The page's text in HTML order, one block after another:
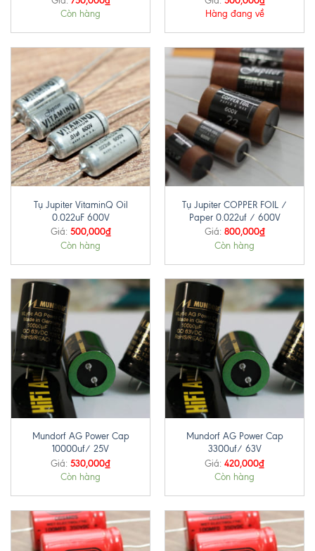
Còn hàng Hàng đang về
Tụ Jupiter VitaminQ Oil
0.022uF 600V
Giá: 500,000₫
Còn hàng
Tụ Jupiter COPPER FOIL /
Paper 0.022uf / 600V
Giá: 800,000₫
Còn hàng
Mundorf AG Power Cap
10000uf/ 25V
Giá: 530,000₫
Còn hàng
Mundorf AG Power Cap
3300uf/ 63V
Giá: 420,000₫
Còn hàng